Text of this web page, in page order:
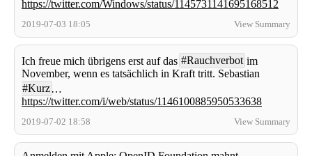
https://twitter.com/Windows/status/1145731141695168512
2019-07-03 18:05 View Summary
Ich freue mich übrigens erst auf das #Rauchverbot im
November, wenn es tatsächlich in Kraft tritt. Sebastian
#Kurz…
https://twitter.com/i/web/status/1146100885950533638
2019-07-02 18:58 View Summary